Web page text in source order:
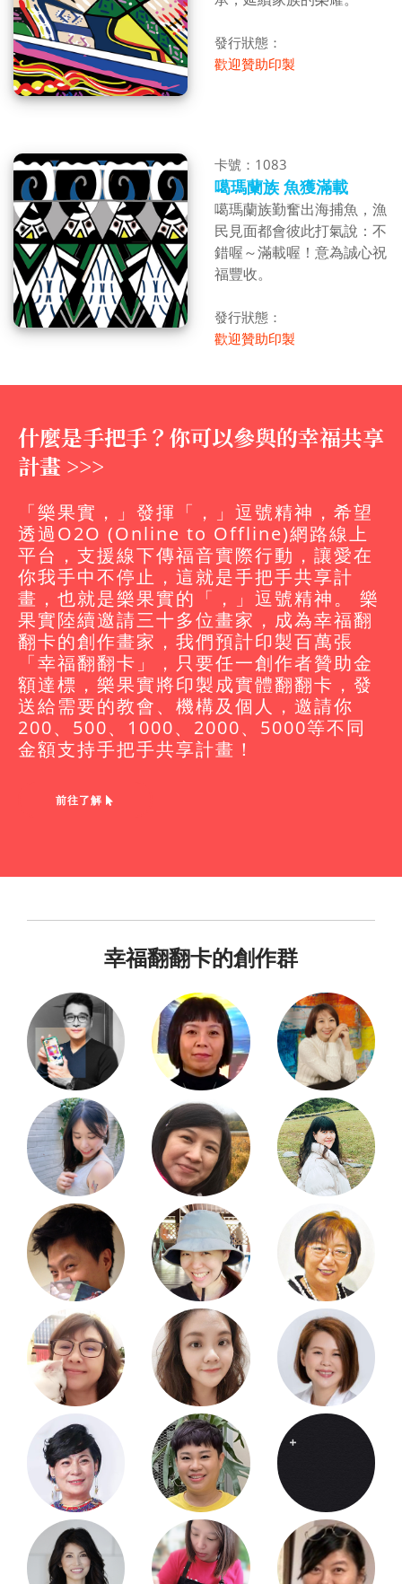
發行狀態：
歡迎贊助印製
卡號：1083
噶瑪蘭族 魚獲滿載
噶瑪蘭族勤奮出海捕魚，漁
民見面都會彼此打氣說：不
錯喔～滿載喔！意為誠心祝
福豐收。
發行狀態：
歡迎贊助印製
什麼是手把手？你可以參與的幸福共享
計畫 >>>
「樂果實，」發揮「，」逗號精神，希望
透過O2O (Online to Offline)網路線上
平台，支援線下傳福音實際行動，讓愛在
你我手中不停止，這就是手把手共享計
畫，也就是樂果實的「，」逗號精神。 樂
果實陸續邀請三十多位畫家，成為幸福翻
翻卡的創作畫家，我們預計印製百萬張
「幸福翻翻卡」，只要任一創作者贊助金
額達標，樂果實將印製成實體翻翻卡，發
送給需要的教會、機構及個人，邀請你
200、500、1000、2000、5000等不同
金額支持手把手共享計畫！
前往了解
幸福翻翻卡的創作群